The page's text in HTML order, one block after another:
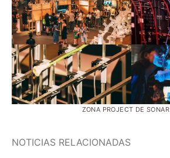
ZONA PROJECT DE
NOTICIAS RELACIONADAS